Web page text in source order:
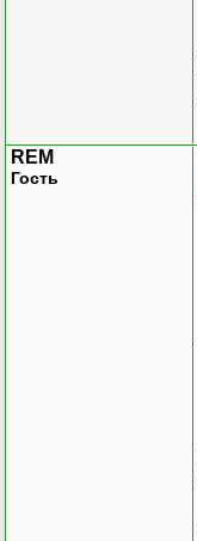
REM
Гость